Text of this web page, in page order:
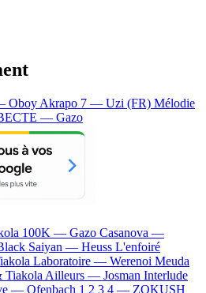
Oboy Akrapo 7 — Uzi (FR) Mélodie
— Gazo
100K — Gazo Casanova —
Saiyan — Heuss L'enfoiré
Laboratoire — Werenoi Meuda
Tiakola Ailleurs — Josman Interlude
— Ofenbach 1 2 3 4 — ZOKUSH